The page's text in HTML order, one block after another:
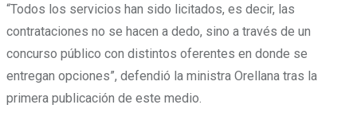
“Todos los servicios han sido licitados, es decir, las
contrataciones no se hacen a dedo, sino a través de un
concurso público con distintos oferentes en donde se
entregan opciones”, defendió la ministra Orellana tras la
primera publicación de este medio.